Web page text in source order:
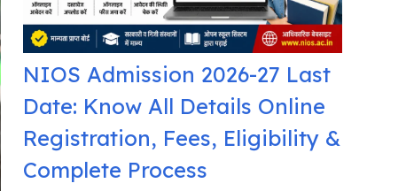
NIOS Admission 2026-27 Last
Date: Know All Details Online
Registration, Fees, Eligibility &
Complete Process